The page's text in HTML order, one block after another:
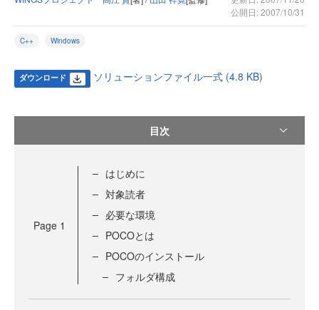
公開日: 2007/10/31
C++ Windows
ダウンロード ソリューションファイル一式 (4.8 KB)
目次
Page 1
はじめに
対象読者
必要な環境
POCOとは
POCOのインストール
フォルダ構成